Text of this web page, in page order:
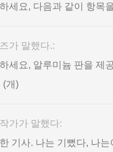
세요, 다음과 같이 항목
가 말했다.:
세요, 알루미늄 판을 제
(개)
가가 말했다:
기사. 나는 기뻤다, 나